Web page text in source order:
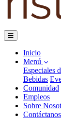
Inicio
Menú
Especiales
Bebidas
Comunidad
Empleos
Sobre
Contáctanos